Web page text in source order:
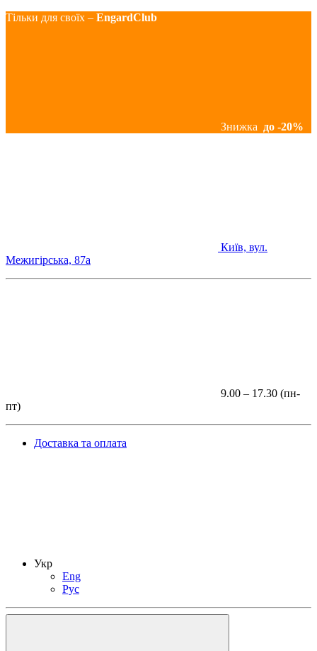
Тільки для своїх – EngardClub
Знижка до -20%
Київ, вул.
Межигірська, 87а
9.00 – 17.30 (пн-
пт)
Доставка та оплата
Укр
Eng
Рус